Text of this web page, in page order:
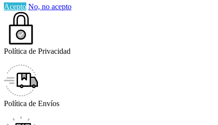
Acepto No, no acepto
Política de Privacidad
Política de Envíos